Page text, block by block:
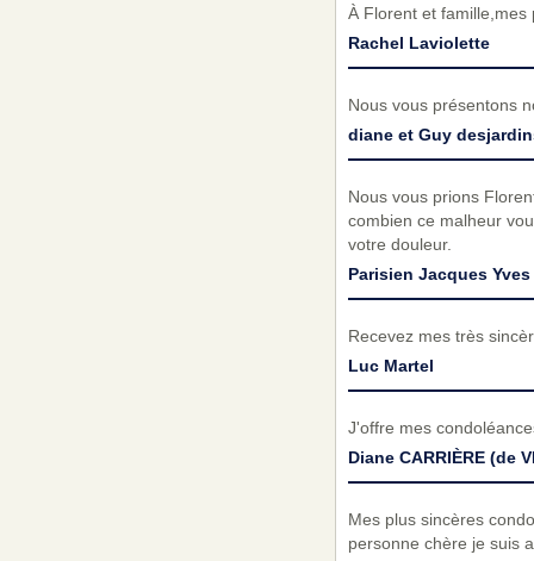
À Florent et famille,mes
Rachel Laviolette
Nous vous présentons
diane et Guy
Nous vous prions
combien ce malheur
votre douleur.
Parisien Jacques
Recevez mes très
Luc Martel
J'offre mes
Diane CARRIÈRE (de
Mes plus sincères
personne chère je suis